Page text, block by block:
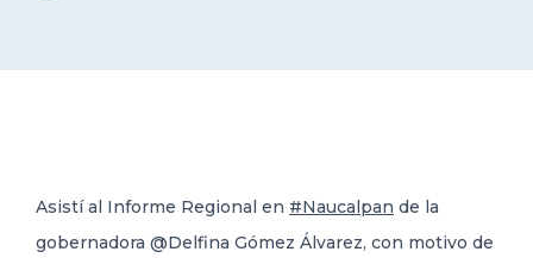
Asistí al Informe Regional en #Naucalpan de la
gobernadora @Delfina Gómez Álvarez, con motivo de